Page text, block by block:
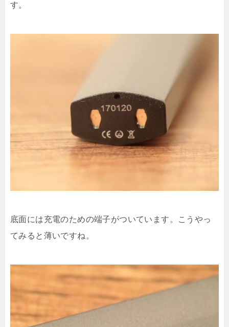
す。
底面には充電のための端子がついています。こうやっ
てみると薄いですね。